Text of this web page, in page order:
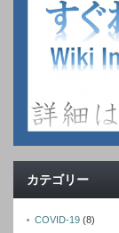
カテゴリー
COVID-19 (8)